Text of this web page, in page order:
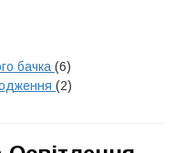
бачка (6)
(2)